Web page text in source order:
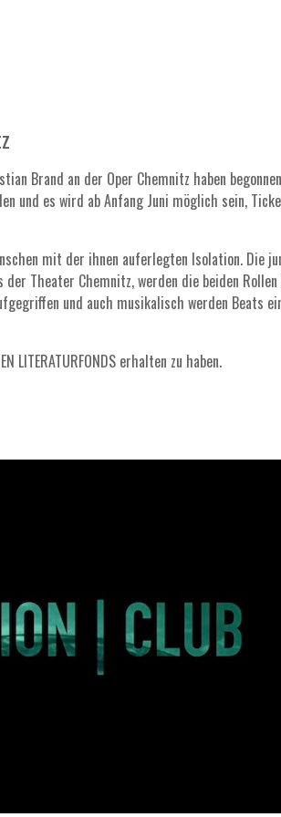
Brand an der Oper Chemnitz haben
und es wird ab Anfang Juni möglich sein,
mit der ihnen auferlegten Isolation. Die
Theater Chemnitz, werden die beiden Rollen
und auch musikalisch werden Beats
LITERATURFONDS erhalten zu haben.